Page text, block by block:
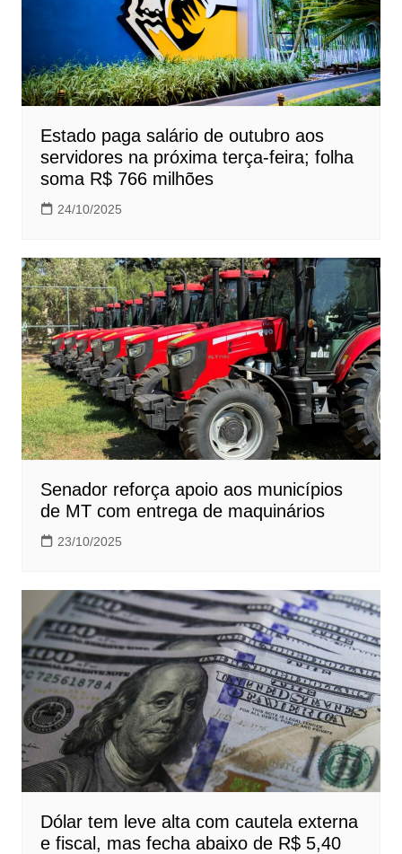
Estado paga salário de outubro aos
servidores na próxima terça-feira; folha
soma R$ 766 milhões
24/10/2025
Senador reforça apoio aos municípios
de MT com entrega de maquinários
23/10/2025
Dólar tem leve alta com cautela externa
e fiscal, mas fecha abaixo de R$ 5,40